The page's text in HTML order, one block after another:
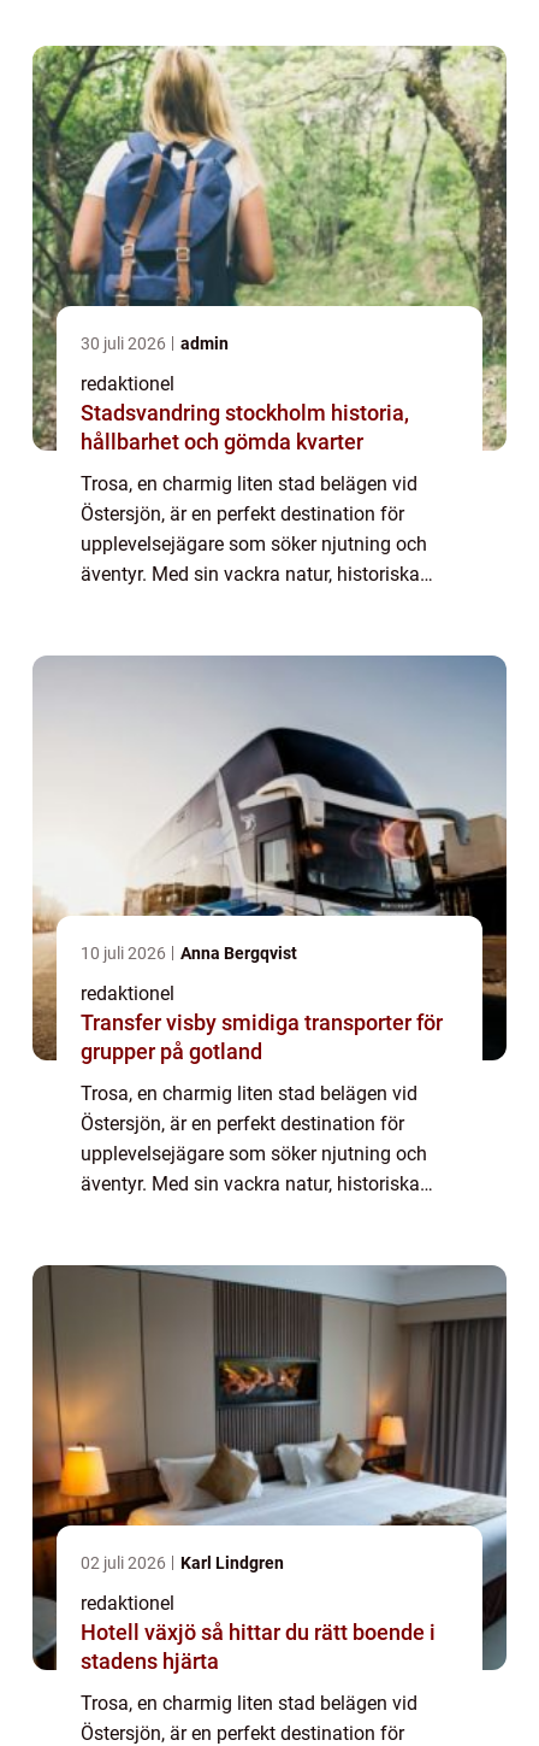
30 juli 2026 admin
redaktionel
Stadsvandring stockholm historia,
hållbarhet och gömda kvarter
Trosa, en charmig liten stad belägen vid
Östersjön, är en perfekt destination för
upplevelsejägare som söker njutning och
äventyr. Med sin vackra natur, historiska
10 juli 2026 Anna Bergqvist
redaktionel
Transfer visby smidiga transporter för
grupper på gotland
Trosa, en charmig liten stad belägen vid
Östersjön, är en perfekt destination för
upplevelsejägare som söker njutning och
äventyr. Med sin vackra natur, historiska
02 juli 2026 Karl Lindgren
redaktionel
Hotell växjö så hittar du rätt boende i
stadens hjärta
Trosa, en charmig liten stad belägen vid
Östersjön, är en perfekt destination för